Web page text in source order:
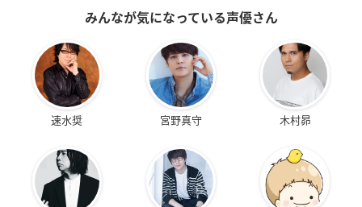
みんなが気になっている声優さん
速水奨 宮野真守 木村昴